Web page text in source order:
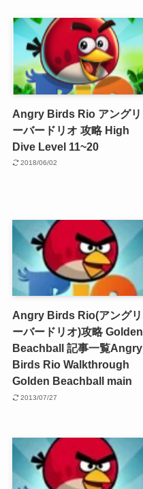
Angry Birds Rio アングリ
ーバードリオ 攻略 High
Dive Level 11~20
2018/06/02
Angry Birds Rio(アングリ
ーバードリオ)攻略 Golden
Beachball 記事一覧Angry
Birds Rio Walkthrough
Golden Beachball main
2013/07/27